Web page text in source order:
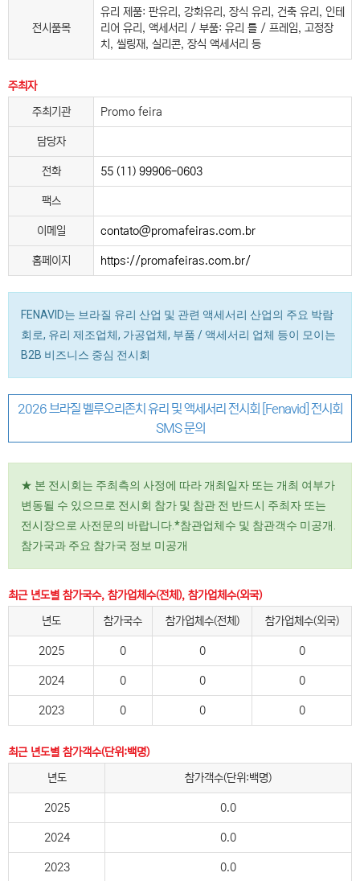
전시품목
유리 제품: 판유리, 강화유리, 장식 유리, 건축 유리, 인테
리어 유리, 액세서리 / 부품: 유리 틀 / 프레임, 고정장
치, 씰링재, 실리콘, 장식 액세서리 등
주최자
주최기관
Promo feira
담당자
전화 55 (11) 99906-0603
팩스
이메일 contato@promafeiras.com.br
홈페이지 https://promafeiras.com.br/
FENAVID는 브라질 유리 산업 및 관련 액세서리 산업의 주요 박람
회로, 유리 제조업체, 가공업체, 부품 / 액세서리 업체 등이 모이는
B2B 비즈니스 중심 전시회
2026 브라질 벨루오리존치 유리 및 액세서리 전시회 [Fenavid] 전시회
SMS 문의
★ 본 전시회는 주최측의 사정에 따라 개최일자 또는 개최 여부가
변동될 수 있으므로 전시회 참가 및 참관 전 반드시 주최자 또는
전시장으로 사전문의 바랍니다.*참관업체수 및 참관객수 미공개.
참가국과 주요 참가국 정보 미공개
최근 년도별 참가국수, 참가업체수(전체), 참가업체수(외국)
년도
참가국수 참가업체수(전체) 참가업체수(외국)
2025 0 0 0
2024 0 0 0
2023 0 0 0
최근 년도별 참가객수(단위:백명)
년도
참가객수(단위:백명)
2025 0.0
2024 0.0
2023 0.0